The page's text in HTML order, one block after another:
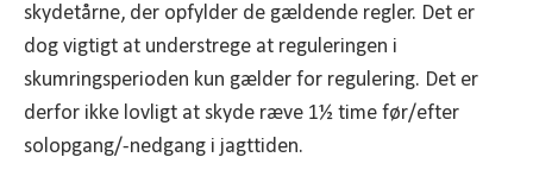
skydetårne, der opfylder de gældende regler. Det er
dog vigtigt at understrege at reguleringen i
skumringsperioden kun gælder for regulering. Det er
derfor ikke lovligt at skyde ræve 1½ time før/efter
solopgang/-nedgang i jagttiden.